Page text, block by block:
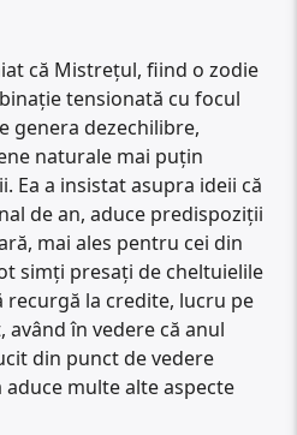
că Mistrețul, fiind o zodie
tensionată cu focul
genera dezechilibre,
naturale mai puțin
Ea a insistat asupra ideii că
de an, aduce predispoziții
mai ales pentru cei din
simți presați de cheltuielile
la credite, lucru pe
în vedere că anul
din punct de vedere
multe alte aspecte